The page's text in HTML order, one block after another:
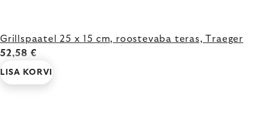
Grillspaatel 25 x 15 cm, roostevaba teras, Traeger
52,58 €
LISA KORVI